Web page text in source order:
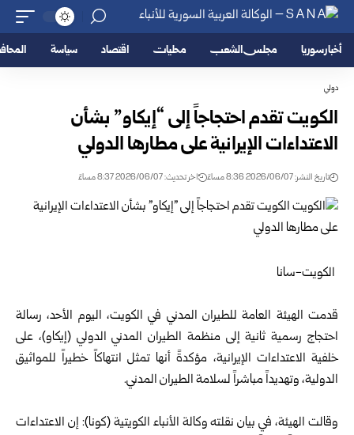
أخبار سوريا مجلس الشعب محليات اقتصاد سياسة
دولي
الكويت تقدم احتجاجاً إلى “إيكاو” بشأن
الاعتداءات الإيرانية على مطارها الدولي
تاريخ النشر: 2026/06/07 8:36 مساءً اخر تحديث: 2026/06/07 8:37 مساءً
الكويت-سانا
قدمت الهيئة العامة للطيران المدني في الكويت، اليوم الأحد، رسالة
احتجاج رسمية ثانية إلى منظمة الطيران المدني الدولي (إيكاو)، على
خلفية الاعتداءات الإيرانية، مؤكدةً أنها تمثل انتهاكاً خطيراً للمواثيق
الدولية، وتهديداً مباشراً لسلامة الطيران المدني.
وقالت الهيئة، في بيان نقلته وكالة الأنباء الكويتية (كونا): إن الاعتداءات